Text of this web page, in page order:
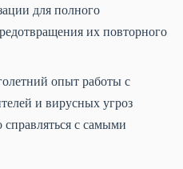
для полного
их повторного
опыт работы с
и вирусных угроз
с самыми